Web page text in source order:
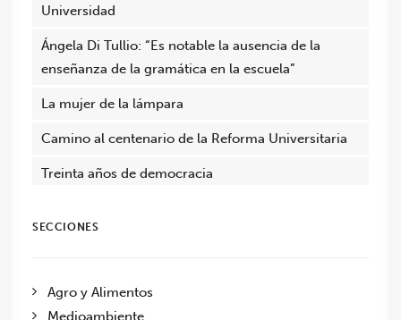
Universidad
Ángela Di Tullio: “Es notable la ausencia de la
enseñanza de la gramática en la escuela”
La mujer de la lámpara
Camino al centenario de la Reforma Universitaria
Treinta años de democracia
SECCIONES
Agro y Alimentos
Medioambiente